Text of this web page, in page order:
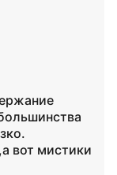
вот мистики